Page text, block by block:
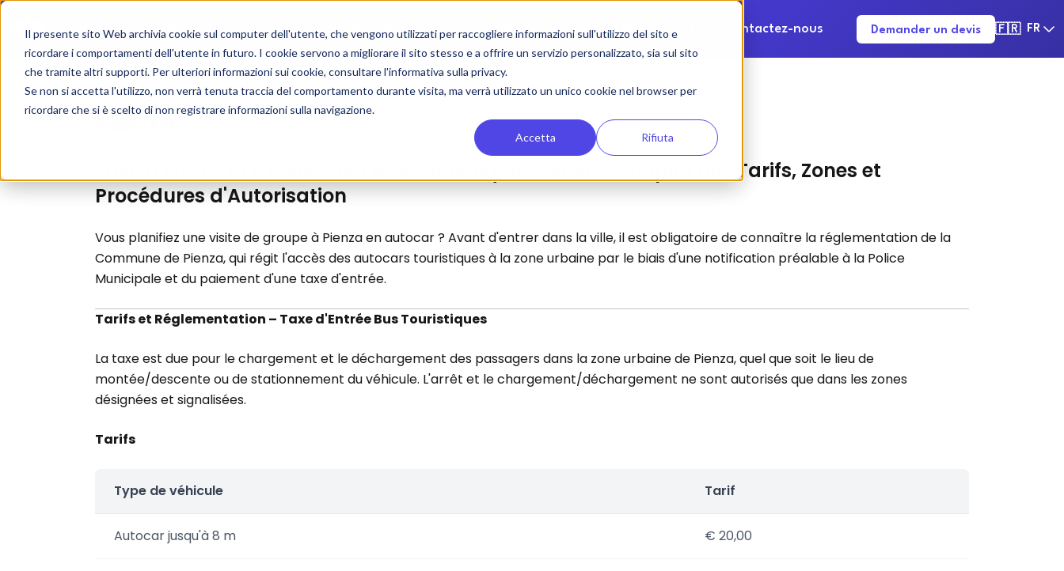
Il presente sito Web archivia cookie sul computer dell'utente, che vengono utilizzati per raccogliere informazioni sull'utilizzo del sito e
ricordare i comportamenti dell'utente in futuro. I cookie servono a migliorare il sito stesso e a offrire un servizio personalizzato, sia sul sito
che tramite altri supporti. Per ulteriori informazioni sui cookie, consultare l'informativa sulla privacy.
Se non si accetta l'utilizzo, non verrà tenuta traccia del comportamento durante visita, ma verrà utilizzato un unico cookie nel browser per
ricordare che si è scelto di non registrare informazioni sulla navigazione.
Accetta Rifiuta
Accueil Pour les Groupes de Voyageurs Pour les compagnies de bus Contactez-nous Demander un devis 🇫🇷 FR
ZTL /
Pienza
Taxe d'Entrée et Check Point Bus Touristiques : Guide Complet des Tarifs, Zones et
Procédures d'Autorisation
Vous planifiez une visite de groupe à Pienza en autocar ? Avant d'entrer dans la ville, il est obligatoire de connaître la réglementation de la
Commune de Pienza, qui régit l'accès des autocars touristiques à la zone urbaine par le biais d'une notification préalable à la Police
Municipale et du paiement d'une taxe d'entrée.
Tarifs et Réglementation – Taxe d'Entrée Bus Touristiques
La taxe est due pour le chargement et le déchargement des passagers dans la zone urbaine de Pienza, quel que soit le lieu de
montée/descente ou de stationnement du véhicule. L'arrêt et le chargement/déchargement ne sont autorisés que dans les zones
désignées et signalisées.
Tarifs
Type de véhicule Tarif
Autocar jusqu'à 8 m € 20,00